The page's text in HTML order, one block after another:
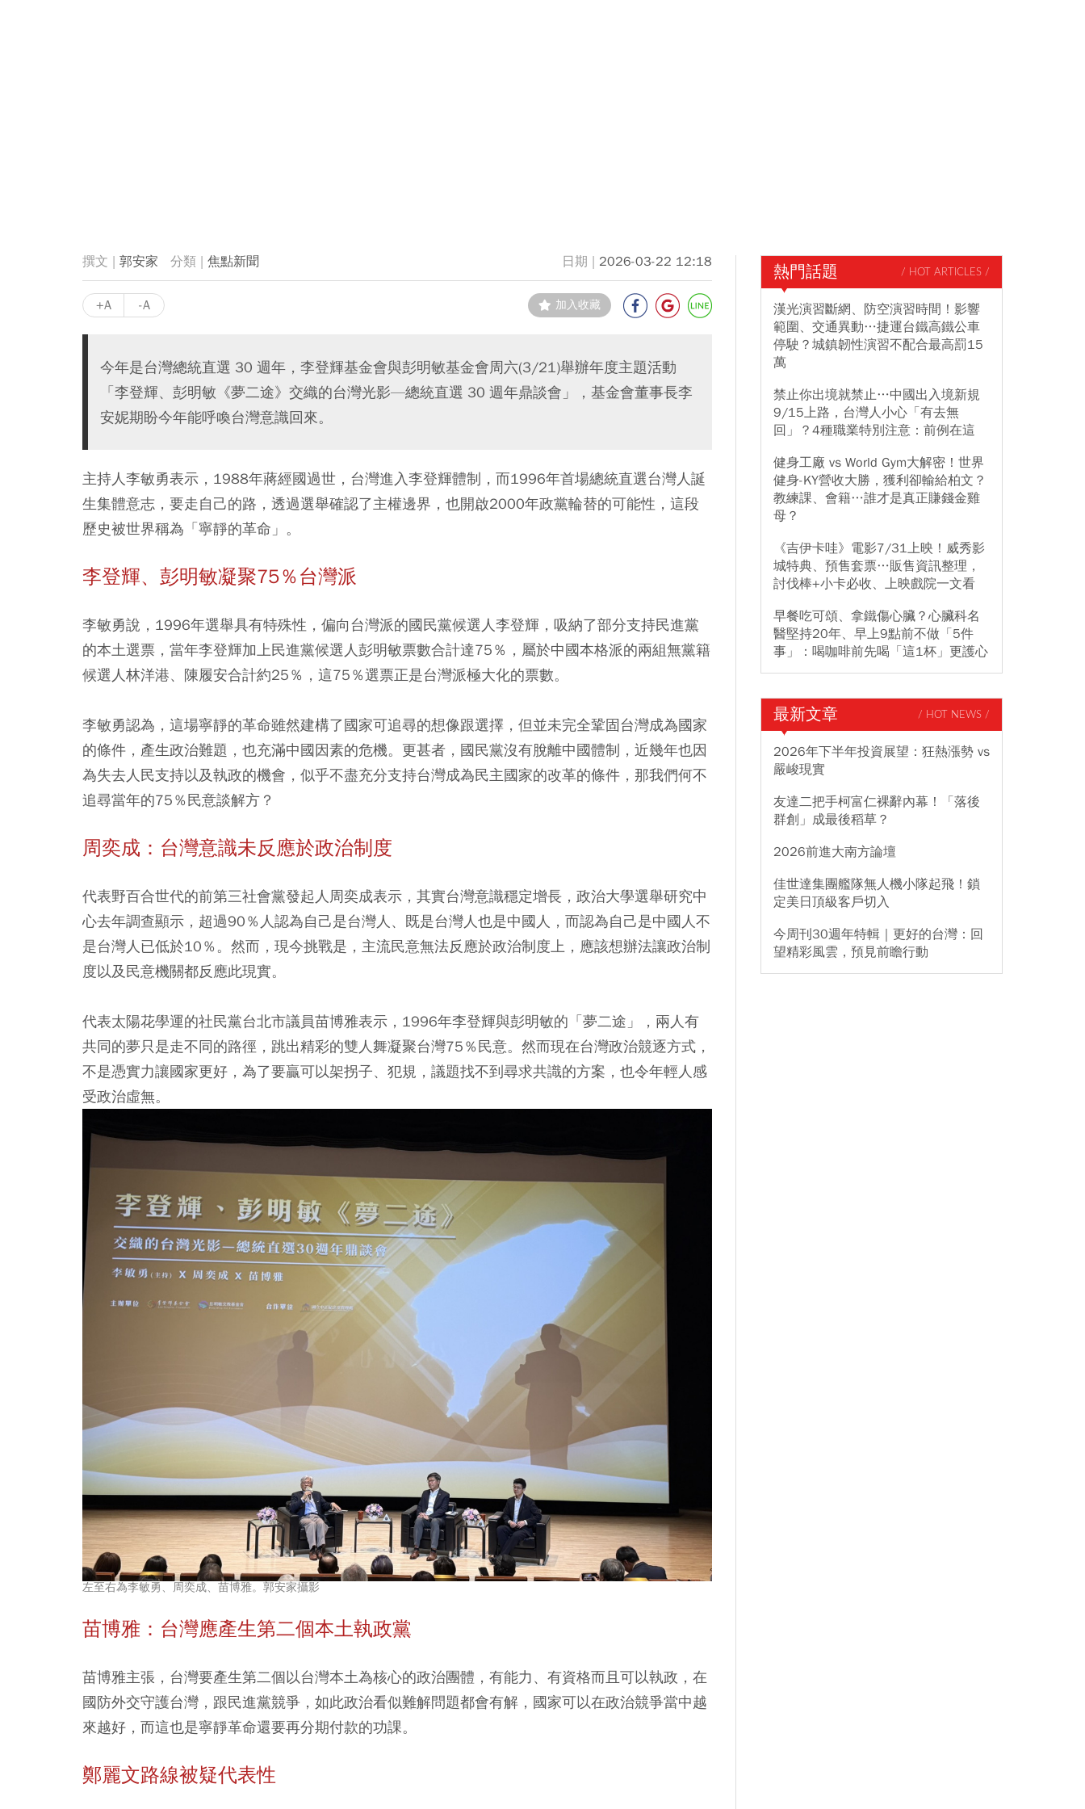
郭安家 焦點新聞 2026-03-22 12:18
+A -A 加入收藏
今年是台灣總統直選 30 週年，李登輝基金會與彭明敏基金會周六(3/21)舉辦年度主題活動
「李登輝、彭明敏《夢二途》交織的台灣光影—總統直選 30 週年鼎談會」，基金會董事長李
安妮期盼今年能呼喚台灣意識回來。
主持人李敏勇表示，1988年蔣經國過世，台灣進入李登輝體制，而1996年首場總統直選台灣人誕
生集體意志，要走自己的路，透過選舉確認了主權邊界，也開啟2000年政黨輪替的可能性，這段
歷史被世界稱為「寧靜的革命」。
李登輝、彭明敏凝聚75％台灣派
李敏勇說，1996年選舉具有特殊性，偏向台灣派的國民黨候選人李登輝，吸納了部分支持民進黨
的本土選票，當年李登輝加上民進黨候選人彭明敏票數合計達75％，屬於中國本格派的兩組無黨籍
候選人林洋港、陳履安合計約25％，這75％選票正是台灣派極大化的票數。
李敏勇認為，這場寧靜的革命雖然建構了國家可追尋的想像跟選擇，但並未完全鞏固台灣成為國家
的條件，產生政治難題，也充滿中國因素的危機。更甚者，國民黨沒有脫離中國體制，近幾年也因
為失去人民支持以及執政的機會，似乎不盡充分支持台灣成為民主國家的改革的條件，那我們何不
追尋當年的75％民意談解方？
周奕成：台灣意識未反應於政治制度
代表野百合世代的前第三社會黨發起人周奕成表示，其實台灣意識穩定增長，政治大學選舉研究中
心去年調查顯示，超過90％人認為自己是台灣人、既是台灣人也是中國人，而認為自己是中國人不
是台灣人已低於10％。然而，現今挑戰是，主流民意無法反應於政治制度上，應該想辦法讓政治制
度以及民意機關都反應此現實。
代表太陽花學運的社民黨台北市議員苗博雅表示，1996年李登輝與彭明敏的「夢二途」，兩人有
共同的夢只是走不同的路徑，跳出精彩的雙人舞凝聚台灣75％民意。然而現在台灣政治競逐方式，
不是憑實力讓國家更好，為了要贏可以架拐子、犯規，議題找不到尋求共識的方案，也令年輕人感
受政治虛無。
左至右為李敏勇、周奕成、苗博雅。郭安家攝影
苗博雅：台灣應產生第二個本土執政黨
苗博雅主張，台灣要產生第二個以台灣本土為核心的政治團體，有能力、有資格而且可以執政，在
國防外交守護台灣，跟民進黨競爭，如此政治看似難解問題都會有解，國家可以在政治競爭當中越
來越好，而這也是寧靜革命還要再分期付款的功課。
鄭麗文路線被疑代表性
熱門話題 / HOT ARTICLES /
漢光演習斷網、防空演習時間！影響
範圍、交通異動…捷運台鐵高鐵公車
停駛？城鎮韌性演習不配合最高罰15
萬
禁止你出境就禁止…中國出入境新規
9/15上路，台灣人小心「有去無
回」？4種職業特別注意：前例在這
健身工廠 vs World Gym大解密！世界
健身-KY營收大勝，獲利卻輸給柏文？
教練課、會籍…誰才是真正賺錢金雞
母？
《吉伊卡哇》電影7/31上映！威秀影
城特典、預售套票…販售資訊整理，
討伐棒+小卡必收、上映戲院一文看
早餐吃可頌、拿鐵傷心臟？心臟科名
醫堅持20年、早上9點前不做「5件
事」：喝咖啡前先喝「這1杯」更護心
最新文章 / HOT NEWS /
2026年下半年投資展望：狂熱漲勢 vs
嚴峻現實
友達二把手柯富仁裸辭內幕！「落後
群創」成最後稻草？
2026前進大南方論壇
佳世達集團艦隊無人機小隊起飛！鎖
定美日頂級客戶切入
今周刊30週年特輯｜更好的台灣：回
望精彩風雲，預見前瞻行動